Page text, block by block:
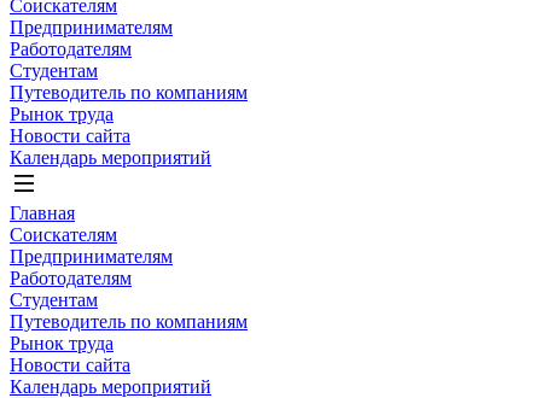
Соискателям
Предпринимателям
Работодателям
Студентам
Путеводитель по компаниям
Рынок труда
Новости сайта
Календарь мероприятий
Главная
Соискателям
Предпринимателям
Работодателям
Студентам
Путеводитель по компаниям
Рынок труда
Новости сайта
Календарь мероприятий